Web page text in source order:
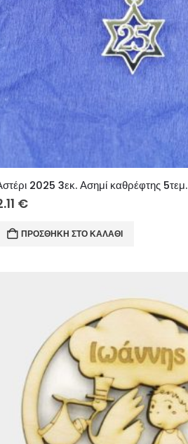
2025 3εκ. Ασημί καθρέφτης 5τεμ.
€
ΠΡΟΣΘΉΚΗ ΣΤΟ ΚΑΛΆΘΙ